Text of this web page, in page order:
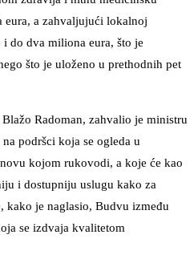
a zahvaljujući lokalnoj
do dva miliona eura, što je
što je uloženo u prethodnih pet
Radoman, zahvalio je ministru
podršci koja se ogleda u
kojom rukovodi, a koje će kao
i dostupniju uslugu kako za
kako je naglasio, Budvu između
se izdvaja kvalitetom